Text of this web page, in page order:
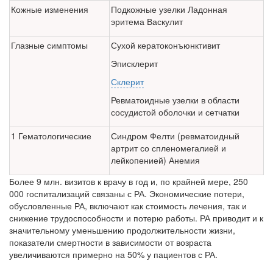
Кожные изменения
Подкожные узелки Ладонная
эритема Васкулит
Глазные симптомы
Сухой кератоконъюнктивит
Эписклерит
Склерит
Ревматоидные узелки в области
сосудистой оболочки и сетчатки
1 Гематологиче­ские
Синдром Фелти (ревматоидный
артрит со спленомегалией и
лейкопенией) Анемия
Более 9 млн. визитов к врачу в год и, по крайней мере, 250
000 госпитализаций связаны с РА. Экономические потери,
обусловленные РА, включают как стоимость лечения, так и
снижение трудоспособности и потерю работы. РА приводит и к
значительному уменьшению продолжительности жизни,
показатели смерт­ности в зависимости от возраста
увеличивают­ся примерно на 50% у пациентов с РА.